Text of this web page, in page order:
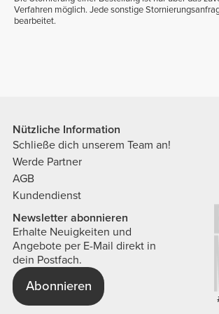
Verfahren möglich. Jede sonstige
bearbeitet.
Nützliche Information
Schließe dich unserem Team an!
Werde Partner
AGB
Kundendienst
Newsletter abonnieren
Erhalte Neuigkeiten und
Angebote per E-Mail direkt in
dein Postfach.
Abonnieren